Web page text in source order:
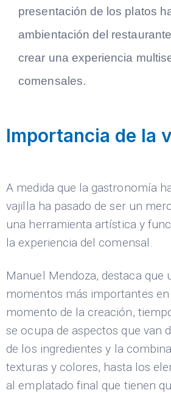
presentación de los platos
ambientación del
crear una experiencia
comensales.
Importancia de la
A medida que la gastronomía
vajilla ha pasado de ser un
una herramienta artística y
la experiencia del comensal.
Manuel Mendoza, destaca que
momentos más importantes
momento de la creación,
se ocupa de aspectos que van
de los ingredientes y la
texturas y colores, hasta los
al emplatado final que tienen